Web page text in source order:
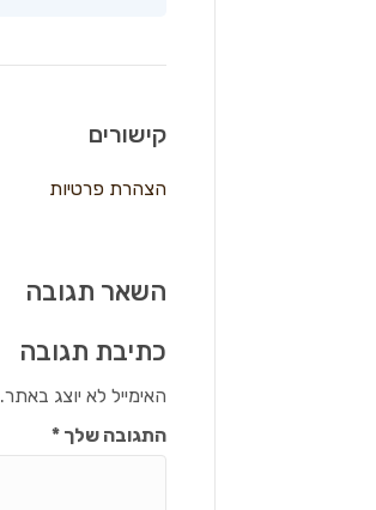
קישורים
הצהרת פרטיות
השאר תגובה
כתיבת תגובה
האימייל לא יוצג באתר.
התגובה שלך*